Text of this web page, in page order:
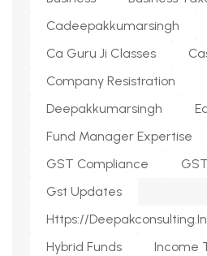
Cadeepakkumarsingh
Ca Guru Ji Classes
Company Resistration
Deepakkumarsingh
Fund Manager Expertise
GST Compliance
Gst Updates
Https://
Hybrid Funds
Income